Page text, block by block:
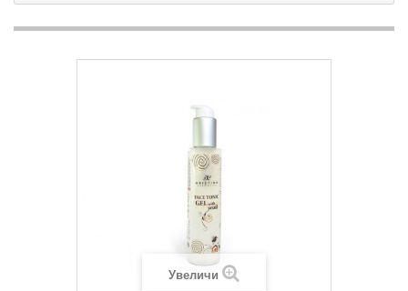
Увеличи